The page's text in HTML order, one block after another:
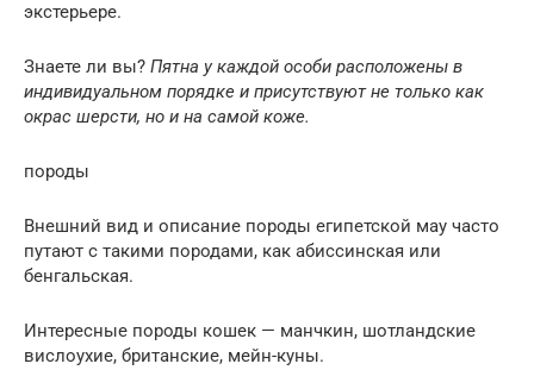
экстерьере.
Знаете ли вы? Пятна у каждой особи расположены в
индивидуальном порядке и присутствуют не только как
окрас шерсти, но и на самой коже.
породы
Внешний вид и описание породы египетской мау часто
путают с такими породами, как абиссинская или
бенгальская.
Интересные породы кошек — манчкин, шотландские
вислоухие, британские, мейн-куны.